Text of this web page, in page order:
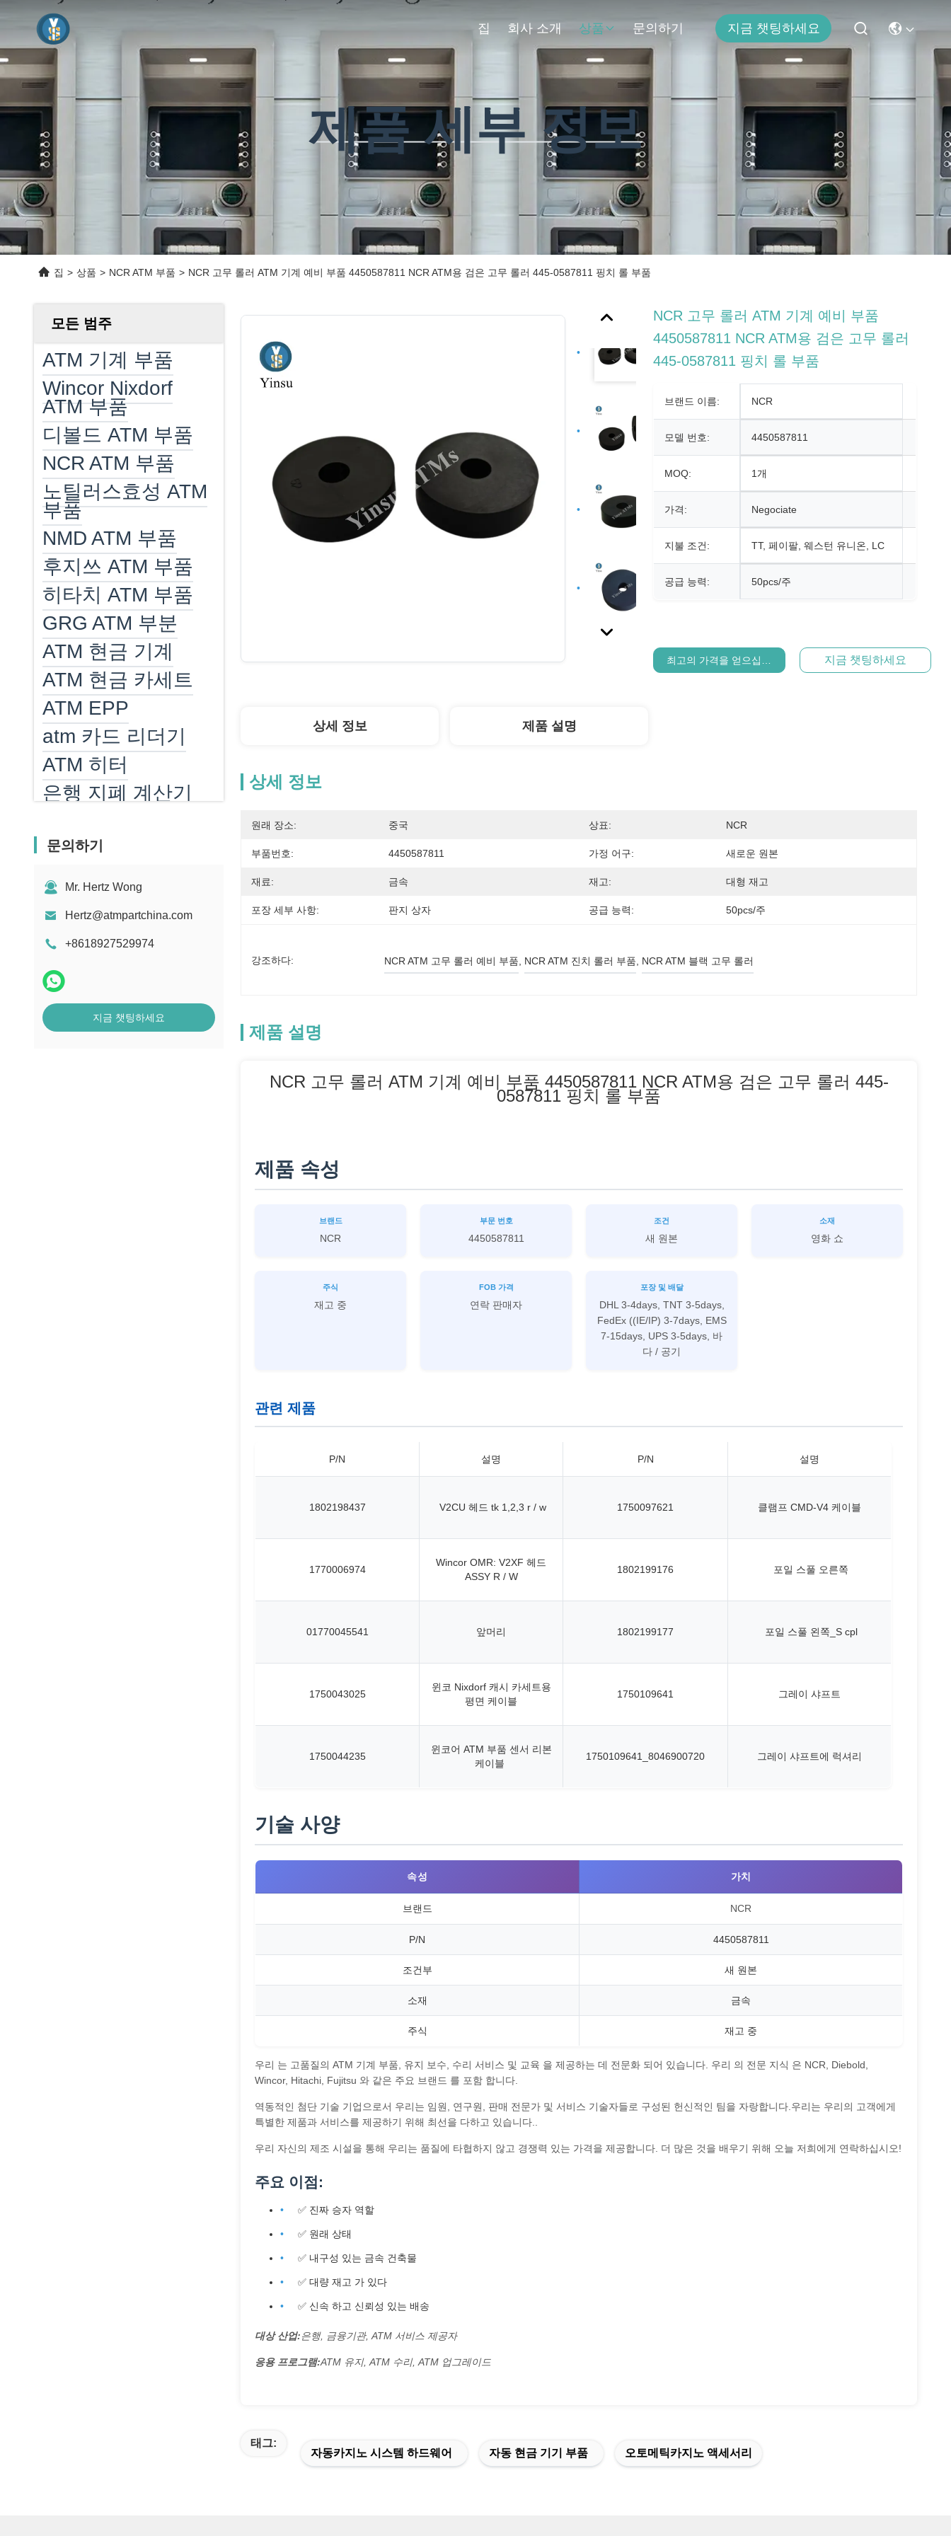
집 회사 소개 상품 문의하기 지금 챗팅하세요
제품 세부 정보
집 > 상품 > NCR ATM 부품 > NCR 고무 롤러 ATM 기계 예비 부품 4450587811 NCR ATM용 검은 고무 롤러 445-0587811 핑치 롤 부품
모든 범주
ATM 기계 부품
Wincor Nixdorf
ATM 부품
디볼드 ATM 부품
NCR ATM 부품
노틸러스효성 ATM
부품
NMD ATM 부품
후지쓰 ATM 부품
히타치 ATM 부품
GRG ATM 부분
ATM 현금 기계
ATM 현금 카세트
ATM EPP
atm 카드 리더기
ATM 히터
은행 지폐 계산기
MEI 지폐 투입구 부
포스 기계
문의하기
Mr. Hertz Wong
Hertz@atmpartchina.com
+8618927529974
지금 챗팅하세요
NCR 고무 롤러 ATM 기계 예비 부품
4450587811 NCR ATM용 검은 고무 롤러
445-0587811 핑치 롤 부품
브랜드 이름: NCR
모델 번호: 4450587811
MOQ: 1개
가격: Negociate
지불 조건: TT, 페이팔, 웨스턴 유니온, LC
공급 능력: 50pcs/주
최고의 가격을 얻으십시오 지금 챗팅하세요
상세 정보 제품 설명
상세 정보
원래 장소: 중국 상표: NCR
부품번호: 4450587811 가정 어구: 새로운 원본
재료: 금속 재고: 대형 재고
포장 세부 사항: 판지 상자 공급 능력: 50pcs/주
강조하다: NCR ATM 고무 롤러 예비 부품 NCR ATM 진치 롤러 부품 NCR ATM 블랙 고무 롤러
제품 설명
NCR 고무 롤러 ATM 기계 예비 부품 4450587811 NCR ATM용 검은 고무 롤러 445-
0587811 핑치 롤 부품
제품 속성
브랜드
NCR
부문 번호
4450587811
조건
새 원본
소재
영화 쇼
주식
재고 중
FOB 가격
연락 판매자
포장 및 배달
DHL 3-4days, TNT 3-5days,
FedEx ((IE/IP) 3-7days, EMS
7-15days, UPS 3-5days, 바
다 / 공기
관련 제품
P/N 설명 P/N 설명
1802198437 V2CU 헤드 tk 1,2,3 r / w 1750097621 클램프 CMD-V4 케이블
1770006974
Wincor OMR: V2XF 헤드
ASSY R / W
1802199176 포일 스풀 오른쪽
01770045541 앞머리 1802199177 포일 스풀 왼쪽_S cpl
1750043025
윈코 Nixdorf 캐시 카세트용
평면 케이블
1750109641 그레이 샤프트
1750044235
윈코어 ATM 부품 센서 리본
케이블
1750109641_8046900720 그레이 샤프트에 럭셔리
기술 사양
속성 가치
브랜드 NCR
P/N 4450587811
조건부 새 원본
소재 금속
주식 재고 중
우리 는 고품질의 ATM 기계 부품, 유지 보수, 수리 서비스 및 교육 을 제공하는 데 전문화 되어 있습니다. 우리 의 전문 지식 은 NCR, Diebold,
Wincor, Hitachi, Fujitsu 와 같은 주요 브랜드 를 포함 합니다.
역동적인 첨단 기술 기업으로서 우리는 임원, 연구원, 판매 전문가 및 서비스 기술자들로 구성된 헌신적인 팀을 자랑합니다.우리는 우리의 고객에게
특별한 제품과 서비스를 제공하기 위해 최선을 다하고 있습니다..
우리 자신의 제조 시설을 통해 우리는 품질에 타협하지 않고 경쟁력 있는 가격을 제공합니다. 더 많은 것을 배우기 위해 오늘 저희에게 연락하십시오!
주요 이점:
✅ 진짜 승자 역할
✅ 원래 상태
✅ 내구성 있는 금속 건축물
✅ 대량 재고 가 있다
✅ 신속 하고 신뢰성 있는 배송
대상 산업:은행, 금융기관, ATM 서비스 제공자
응용 프로그램:ATM 유지, ATM 수리, ATM 업그레이드
태그:
자동카지노 시스템 하드웨어
자동 현금 기기 부품 오토메틱카지노 액세서리